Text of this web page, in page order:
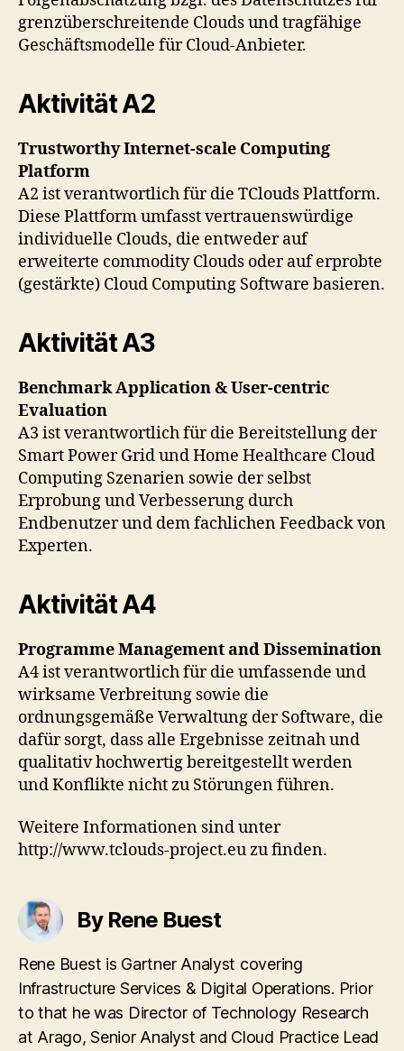
grenzüberschreitende Clouds und tragfähige
Geschäftsmodelle für Cloud-Anbieter.
Aktivität A2
Trustworthy Internet-scale Computing
Platform
A2 ist verantwortlich für die TClouds Plattform.
Diese Plattform umfasst vertrauenswürdige
individuelle Clouds, die entweder auf
erweiterte commodity Clouds oder auf erprobte
(gestärkte) Cloud Computing Software basieren.
Aktivität A3
Benchmark Application & User-centric
Evaluation
A3 ist verantwortlich für die Bereitstellung der
Smart Power Grid und Home Healthcare Cloud
Computing Szenarien sowie der selbst
Erprobung und Verbesserung durch
Endbenutzer und dem fachlichen Feedback von
Experten.
Aktivität A4
Programme Management and Dissemination
A4 ist verantwortlich für die umfassende und
wirksame Verbreitung sowie die
ordnungsgemäße Verwaltung der Software, die
dafür sorgt, dass alle Ergebnisse zeitnah und
qualitativ hochwertig bereitgestellt werden
und Konflikte nicht zu Störungen führen.
Weitere Informationen sind unter
http://www.tclouds-project.eu zu finden.
By Rene Buest
Rene Buest is Gartner Analyst covering
Infrastructure Services & Digital Operations. Prior
to that he was Director of Technology Research
at Arago, Senior Analyst and Cloud Practice Lead